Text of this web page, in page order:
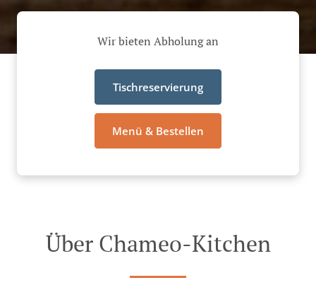
Wir bieten Abholung an
Tischreservierung
Menü & Bestellen
Über Chameo-Kitchen